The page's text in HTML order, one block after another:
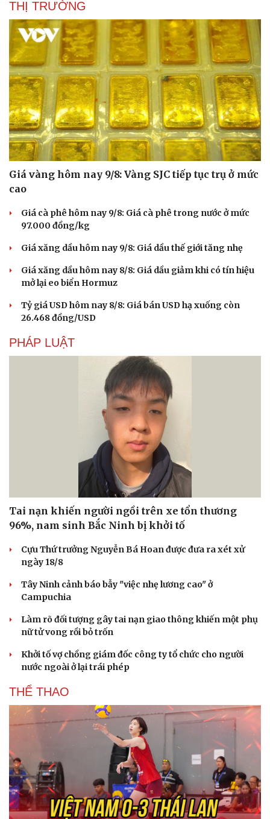
Tư vấn
Săn Tour
check-in
Podcast
Câu chuyện thời sự
Đọc truyện đêm khuya
Cửa sổ tình yêu
Hạt giống tâm hồn
THỊ TRƯỜNG
Giá vàng hôm nay 9/8: Vàng SJC tiếp tục trụ ở mức
cao
Giá cà phê hôm nay 9/8: Giá cà phê trong nước ở mức
97.000 đồng/kg
Giá xăng dầu hôm nay 9/8: Giá dầu thế giới tăng nhẹ
Giá xăng dầu hôm nay 8/8: Giá dầu giảm khi có tín hiệu
mở lại eo biển Hormuz
Tỷ giá USD hôm nay 8/8: Giá bán USD hạ xuống còn
26.468 đồng/USD
PHÁP LUẬT
Tai nạn khiến người ngồi trên xe tổn thương
96%, nam sinh Bắc Ninh bị khởi tố
Cựu Thứ trưởng Nguyễn Bá Hoan được đưa ra xét xử
ngày 18/8
Tây Ninh cảnh báo bẫy "việc nhẹ lương cao" ở
Campuchia
Làm rõ đối tượng gây tai nạn giao thông khiến một phụ
nữ tử vong rồi bỏ trốn
Khởi tố vợ chồng giám đốc công ty tổ chức cho người
nước ngoài ở lại trái phép
THỂ THAO